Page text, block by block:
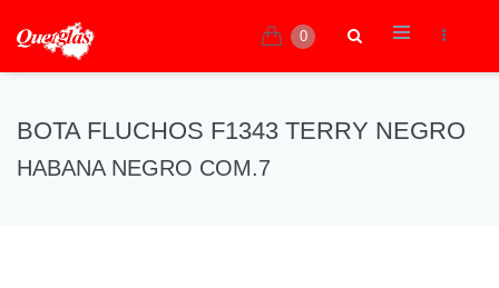
0
BOTA FLUCHOS F1343 TERRY NEGRO
HABANA NEGRO COM.7